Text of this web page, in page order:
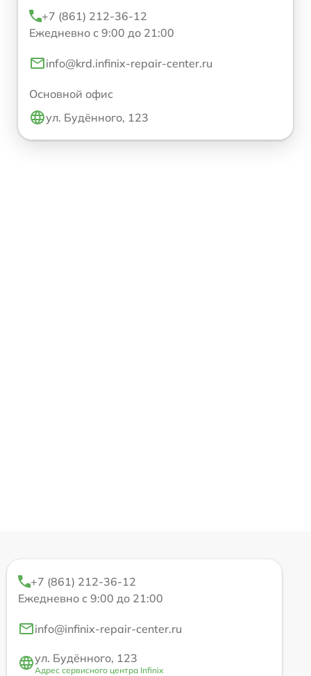
+7 (861) 212-36-12
Ежедневно с 9:00 до 21:00
info@krd.infinix-repair-center.ru
Основной офис
ул. Будённого, 123
+7 (861) 212-36-12
Ежедневно с 9:00 до 21:00
info@infinix-repair-center.ru
ул. Будённого, 123
Адрес сервисного центра Infinix